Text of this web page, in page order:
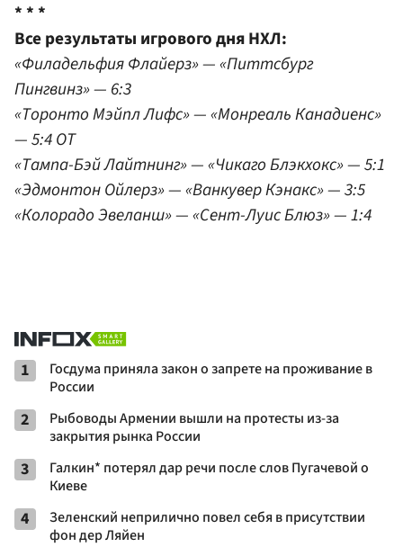
* * *
Все результаты игрового дня НХЛ:
«Филадельфия Флайерз» — «Питтсбург
Пингвинз» — 6:3
«Торонто Мэйпл Лифс» — «Монреаль Канадиенс»
— 5:4 ОТ
«Тампа-Бэй Лайтнинг» — «Чикаго Блэкхокс» — 5:1
«Эдмонтон Ойлерз» — «Ванкувер Кэнакс» — 3:5
«Колорадо Эвеланш» — «Сент-Луис Блюз» — 1:4
1
Госдума приняла закон о запрете на проживание в
России
2
Рыбоводы Армении вышли на протесты из-за
закрытия рынка России
3
Галкин* потерял дар речи после слов Пугачевой о
Киеве
4
Зеленский неприлично повел cебя в присутствии
фон дер Ляйен